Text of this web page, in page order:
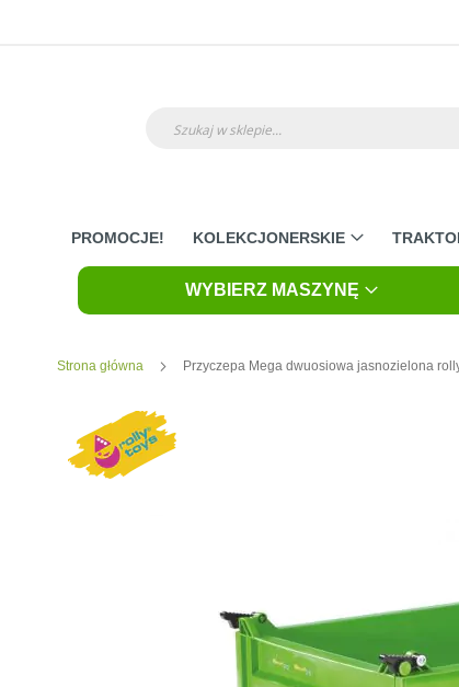
PROMOCJE! KOLEKCJONERSKIE
WYBIERZ MASZYNĘ
Strona główna Przyczepa Mega dwuosiowa jasnozielona
the
end